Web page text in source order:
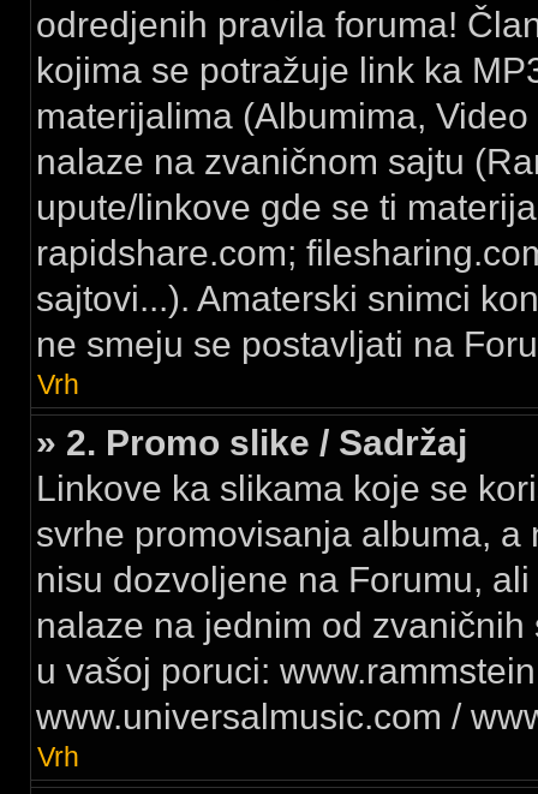
odredjenih pravila foruma!
kojima se potražuje link ka
materijalima (Albumima,
nalaze na zvaničnom sajtu
upute/linkove gde se ti
rapidshare.com;
sajtovi...). Amaterski snimci
ne smeju se postavljati na
Vrh
» 2. Promo slike / Sadržaj
Linkove ka slikama koje se
svrhe promovisanja albuma,
nisu dozvoljene na Forumu,
nalaze na jednim od
u vašoj poruci:
www.universalmusic.com /
Vrh